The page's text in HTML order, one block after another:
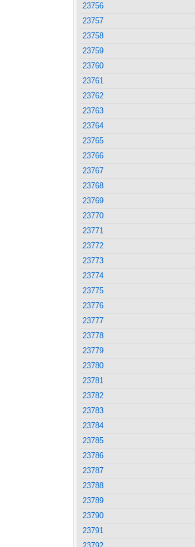
23756
23757
23758
23759
23760
23761
23762
23763
23764
23765
23766
23767
23768
23769
23770
23771
23772
23773
23774
23775
23776
23777
23778
23779
23780
23781
23782
23783
23784
23785
23786
23787
23788
23789
23790
23791